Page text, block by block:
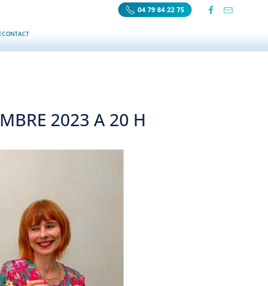
04 79 84 22 75
CONTACT
2023 A 20 H